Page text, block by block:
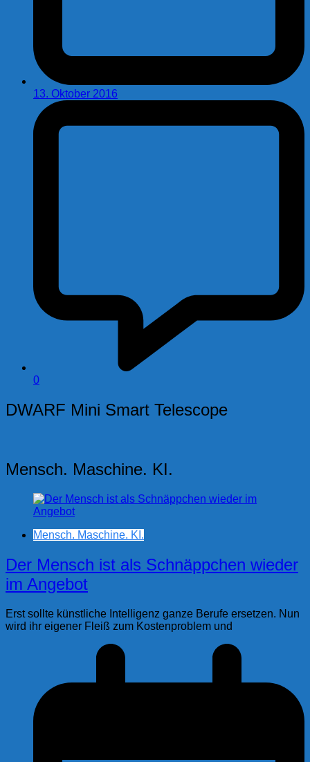
13. Oktober 2016
0
DWARF Mini Smart Telescope
Mensch. Maschine. KI.
Mensch. Maschine. KI.
Der Mensch ist als Schnäppchen wieder
im Angebot
Erst sollte künstliche Intelligenz ganze Berufe ersetzen. Nun
wird ihr eigener Fleiß zum Kostenproblem und